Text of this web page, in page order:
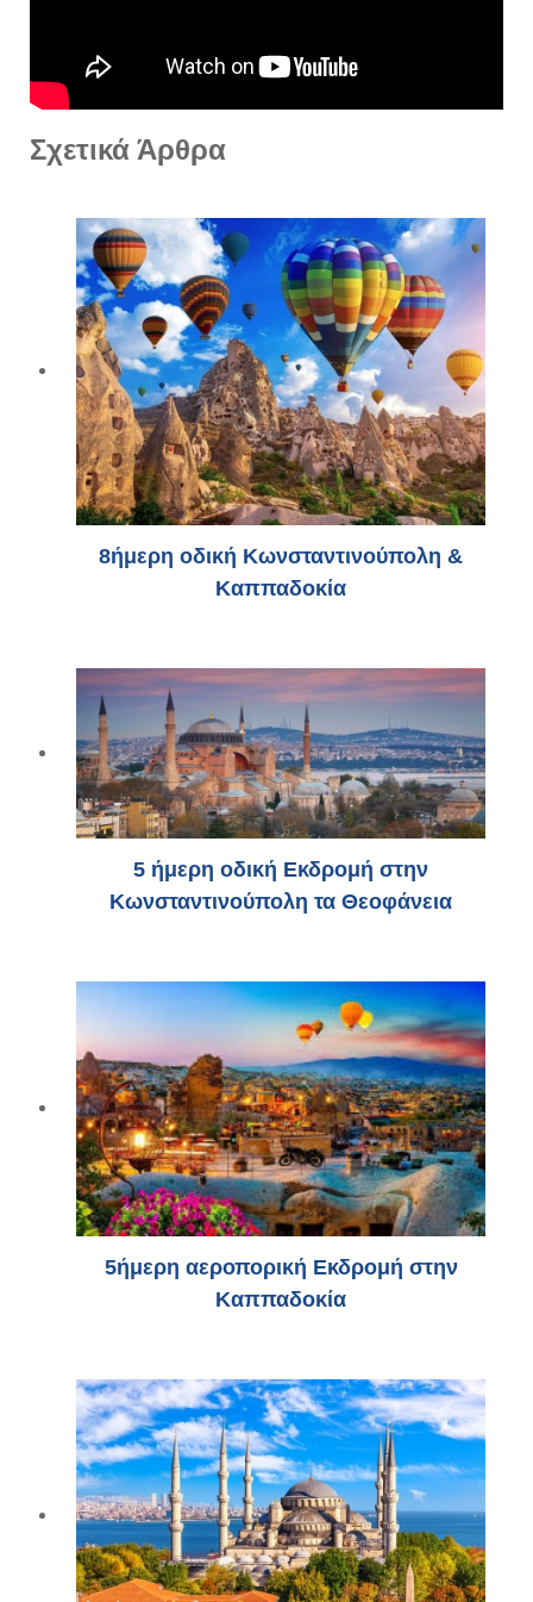
Σχετικά Άρθρα
8ήμερη οδική Κωνσταντινούπολη &
Καππαδοκία
5 ήμερη οδική Εκδρομή στην
Κωνσταντινούπολη τα Θεοφάνεια
5ήμερη αεροπορική Εκδρομή στην
Καππαδοκία